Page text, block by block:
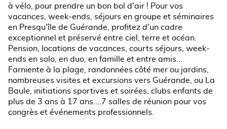
à vélo, pour prendre un bon bol d'air ! Pour vos
vacances, week-ends, séjours en groupe et séminaires
en Presqu'île de Guérande, profitez d'un cadre
exceptionnel et préservé entre ciel, terre et océan.
Pension, locations de vacances, courts séjours, week-
ends en solo, en duo, en famille et entre amis...
Farniente à la plage, randonnées côté mer ou jardins,
nombreuses visites et excursions vers Guérande, ou La
Baule, initiations sportives et soirées, clubs enfants de
plus de 3 ans à 17 ans....7 salles de réunion pour vos
congrès et événements professionnels.